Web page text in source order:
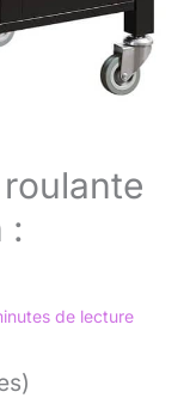
:
de lecture